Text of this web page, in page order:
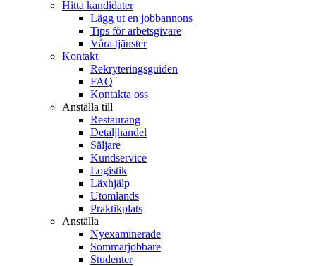
Hitta kandidater
Lägg ut en jobbannons
Tips för arbetsgivare
Våra tjänster
Kontakt
Rekryteringsguiden
FAQ
Kontakta oss
Anställa till
Restaurang
Detaljhandel
Säljare
Kundservice
Logistik
Läxhjälp
Utomlands
Praktikplats
Anställa
Nyexaminerade
Sommarjobbare
Studenter